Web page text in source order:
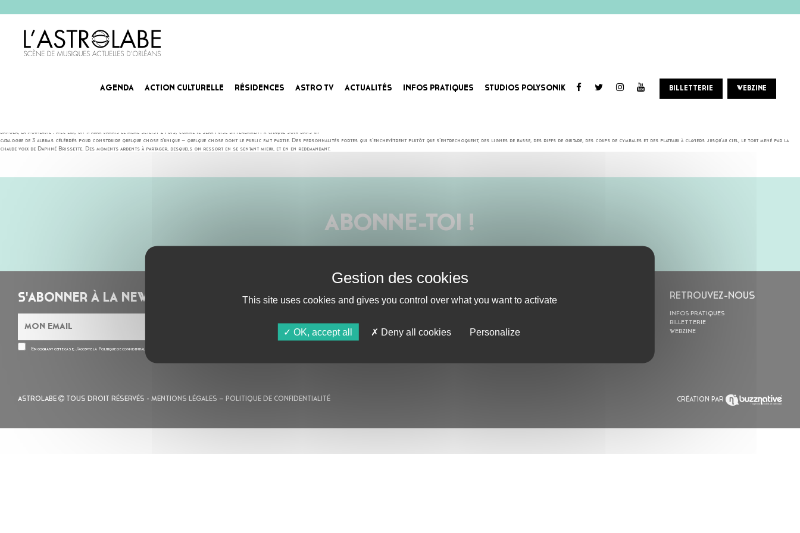
AGENDA ACTION CULTURELLE RÉSIDENCES ASTRO TV ACTUALITÉS INFOS PRATIQUES STUDIOS POLYSONIK BILLETTERIE WEBZINE
danger, la nouveauté : avec eux, on n’aura jamais le même setlist 2 fois, comme il sera puisé différemment à chaque soir dans un
catalogue de 3 albums célébrés pour construire quelque chose d’unique – quelque chose dont le public fait partie. Des personnalités fortes qui s’enchevêtrent plutôt que s’entrechoquent, des lignes de basse, des riffs de guitare, des coups de cymbales et des plateaux à claviers jusqu’au ciel, le tout mené par la
chaude voix de Daphné Brissette. Des moments ardents à partager, desquels on ressort en se sentant mieux, et en en redemandant.
ABONNE-TOI !
S'ABONNER À LA NEWSLETTER
En cochant cette case, j’accepte la Politique de confidentialité
AU PROGRAMME L’ASTROLABE RETROUVEZ-NOUS
INFOS PRATIQUES
BILLETTERIE
WEBZINE
ASTROLABE TOUS DROIT RÉSERVÉS - MENTIONS LÉGALES – POLITIQUE DE CONFIDENTIALITÉ CRÉATION PAR
This site uses cookies and gives you control over what you want to activate
OK, accept all Deny all cookies Personalize